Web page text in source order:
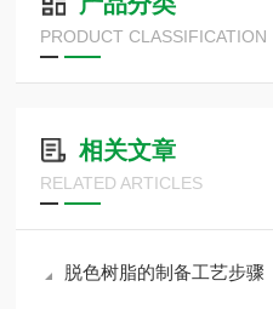
PRODUCT CLASSIFICATION
相关文章
RELATED ARTICLES
脱色树脂的制备工艺步骤